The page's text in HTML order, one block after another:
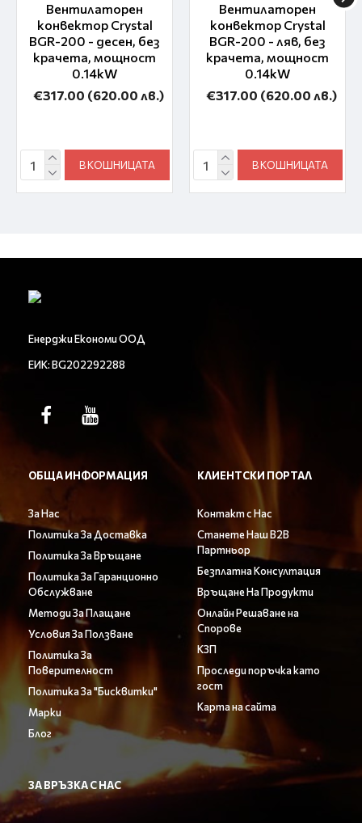
Вентилаторен
конвектор Crystal
BGR-200 - десен, без
крачета, мощност
0.14kW
€317.00 (620.00 лв.)
В КОШНИЦАТА
Вентилаторен
конвектор Crystal
BGR-200 - ляв, без
крачета, мощност
0.14kW
€317.00 (620.00 лв.)
В КОШНИЦАТА
Енерджи Економи ООД
ЕИК: BG202292288
ОБЩА ИНФОРМАЦИЯ
За Нас
Политика За Доставка
Политика За Връщане
Политика За Гаранционно
Обслужване
Методи За Плащане
Условия За Ползване
Политика За
Поверителност
Политика За "Бисквитки"
Марки
Блог
КЛИЕНТСКИ ПОРТАЛ
Контакт с Нас
Станете Наш B2B
Партньор
Безплатна Консултация
Връщане На Продукти
Онлайн Решаване на
Спорове
КЗП
Проследи поръчка като
гост
Карта на сайта
ЗА ВРЪЗКА С НАС